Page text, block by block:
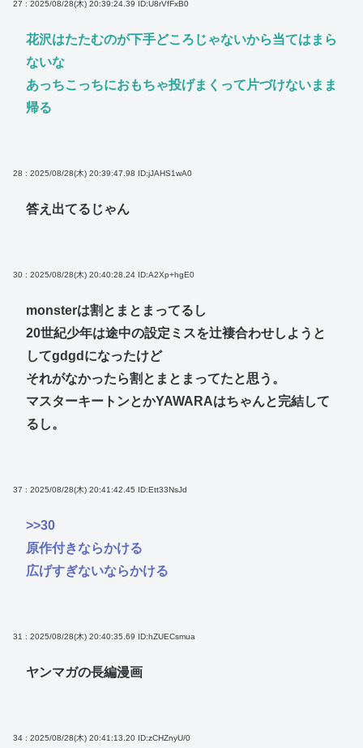
27 : 2025/08/28(木) 20:39:24.39 ID:U8rVfFxB0
花沢はたたむのが下手どころじゃないから当てはまら
ないな
あっちこっちにおもちゃ投げまくって片づけないまま
帰る
28 : 2025/08/28(木) 20:39:47.98 ID:jJAHS1wA0
答え出てるじゃん
30 : 2025/08/28(木) 20:40:28.24 ID:A2Xp+hgE0
monsterは割とまとまってるし
20世紀少年は途中の設定ミスを辻褄合わせしようと
してgdgdになったけど
それがなかったら割とまとまってたと思う。
マスターキートンとかYAWARAはちゃんと完結して
るし。
37 : 2025/08/28(木) 20:41:42.45 ID:Ett33NsJd
>>30
原作付きならかける
広げすぎないならかける
31 : 2025/08/28(木) 20:40:35.69 ID:hZUECsmua
ヤンマガの長編漫画
34 : 2025/08/28(木) 20:41:13.20 ID:zCHZnyU/0